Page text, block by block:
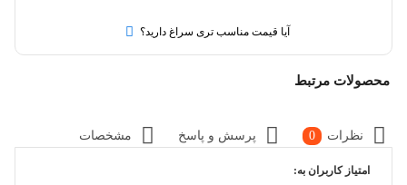
آیا قیمت مناسب تری سراغ دارید؟
محصولات مرتبط
نظرات 0 پرسش و پاسخ مشخصات
امتیاز کاربران به: